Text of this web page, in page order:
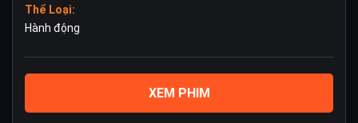
Thể Loại:
Hành động
XEM PHIM